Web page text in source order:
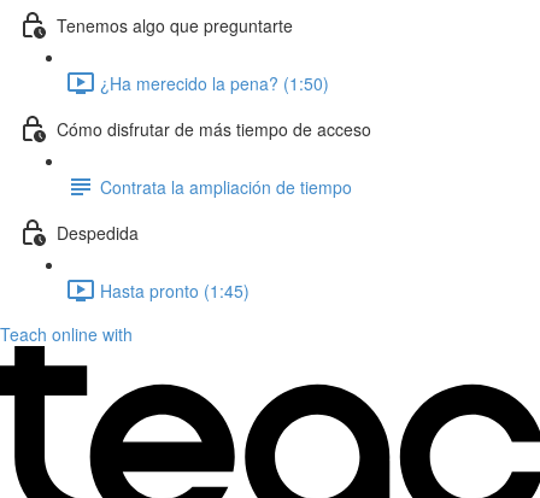
Tenemos algo que preguntarte
¿Ha merecido la pena? (1:50)
Cómo disfrutar de más tiempo de acceso
Contrata la ampliación de tiempo
Despedida
Hasta pronto (1:45)
Teach online with